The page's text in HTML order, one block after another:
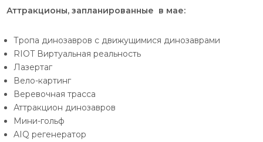
Аттракционы, запланированные в мае:
Тропа динозавров с движущимися динозаврами
RIOT Виртуальная реальность
Лазертаг
Вело-картинг
Веревочная трасса
Аттракцион динозавров
Мини-гольф
AIQ регенератор